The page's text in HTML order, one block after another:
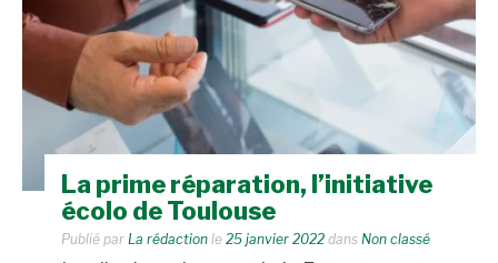
La prime réparation, l’initiative
écolo de Toulouse
Publié par La rédaction le 25 janvier 2022 dans Non classé